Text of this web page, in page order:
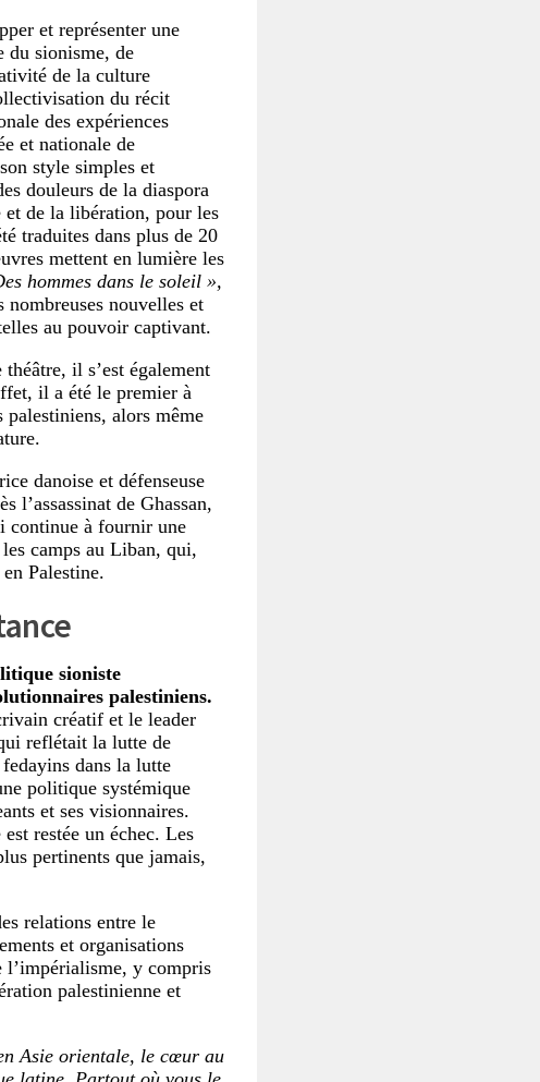
et représenter une
du sionisme, de
de la culture
du récit
des expériences
et nationale de
style simples et
douleurs de la diaspora
et de la libération, pour les
traduites dans plus de 20
mettent en lumière les
hommes dans le soleil »,
nombreuses nouvelles et
au pouvoir captivant.
il s’est également
il a été le premier à
alors même
danoise et défenseuse
l’assassinat de Ghassan,
continue à fournir une
camps au Liban, qui,
Palestine.
sioniste
palestiniens.
créatif et le leader
reflétait la lutte de
dans la lutte
politique systémique
et ses visionnaires.
restée un échec. Les
pertinents que jamais,
relations entre le
et organisations
y compris
palestinienne et
Asie orientale, le cœur au